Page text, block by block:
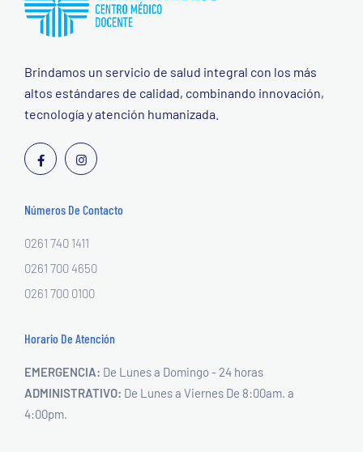
Brindamos un servicio de salud integral con los más
altos estándares de calidad, combinando innovación,
tecnología y atención humanizada.
Números De Contacto
0261 740 1411
0261 700 4650
0261 700 0100
Horario De Atención
EMERGENCIA: De Lunes a Domingo - 24 horas
ADMINISTRATIVO: De Lunes a Viernes De 8:00am. a
4:00pm.